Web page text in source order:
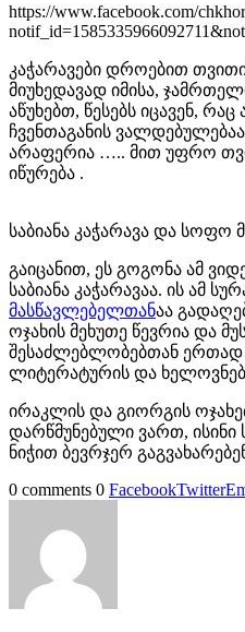
https://www.facebook.com/
კაჭარავები დროებით
მიუხედავად იმისა,
აწუხებთ, წესებს იცავენ,
ჩვენთაგანის
არაფერია ….. მით უფრო
იწურება .
საბიანა კაჭარავა და სოფო
გაიცანით, ეს გოგონა ამ
საბიანა კაჭარავაა. ის ამ
მასწავლებელთანაა
ოჯახის მეხუთე წევრია და
შესაძლებლობებთან
ლიტერატურის და
ირაკლის და გიორგის
დარწმუნებული ვართ, ისინი
ნიჭით ბევრჯერ
0 comments 0 FacebookTwitter